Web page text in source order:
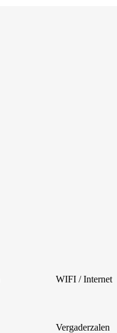
WIFI / Internet
Vergaderzalen